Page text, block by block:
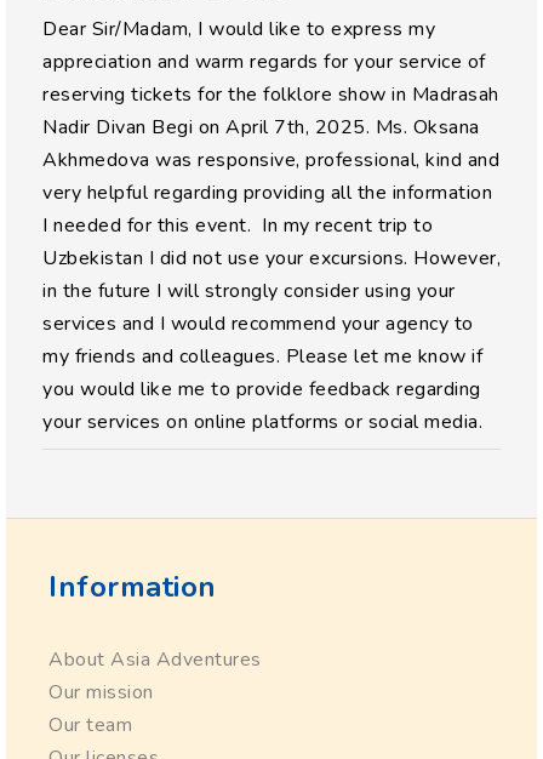
Dear Sir/Madam, I would like to express my
appreciation and warm regards for your service of
reserving tickets for the folklore show in Madrasah
Nadir Divan Begi on April 7th, 2025. Ms. Oksana
Akhmedova was responsive, professional, kind and
very helpful regarding providing all the information
I needed for this event. In my recent trip to
Uzbekistan I did not use your excursions. However,
in the future I will strongly consider using your
services and I would recommend your agency to
my friends and colleagues. Please let me know if
you would like me to provide feedback regarding
your services on online platforms or social media.
Information
About Asia Adventures
Our mission
Our team